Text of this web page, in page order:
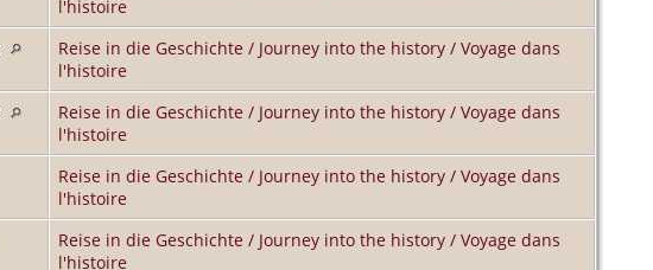
l'histoire
Reise in die Geschichte / Journey into the history / Voyage dans
l'histoire
Reise in die Geschichte / Journey into the history / Voyage dans
l'histoire
Reise in die Geschichte / Journey into the history / Voyage dans
l'histoire
Reise in die Geschichte / Journey into the history / Voyage dans
l'histoire